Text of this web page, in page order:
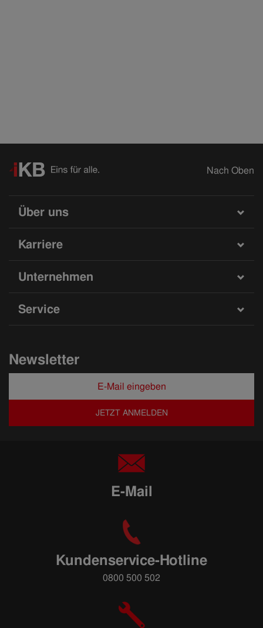
Nach Oben
Über uns
Karriere
Unternehmen
Service
Newsletter
JETZT ANMELDEN
E-Mail
Kundenservice-Hotline
0800 500 502